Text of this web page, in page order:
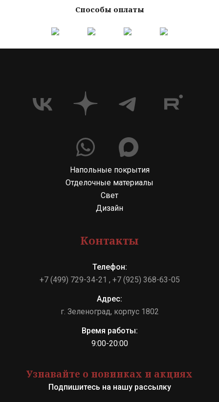
Способы оплаты
Напольные покрытия
Отделочные материалы
Свет
Дизайн
Контакты
Телефон:
+7 (499) 729-34-21
+7 (925) 368-63-05
Адрес:
г. Зеленоград, корпус 1802
Время работы:
9:00-20:00
Узнавайте о новинках и акциях
Подпишитесь на нашу рассылку